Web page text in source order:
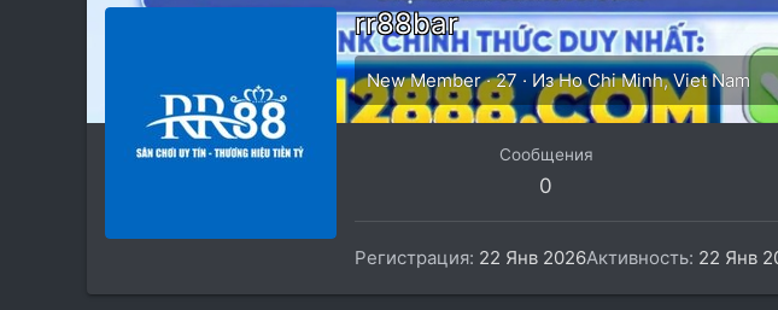
rr88bar
New Member ·27 · ИзHo Chi Minh, Viet Nam
Сообщения
0
Регистрация 22 Янв 2026Активность 22 Янв